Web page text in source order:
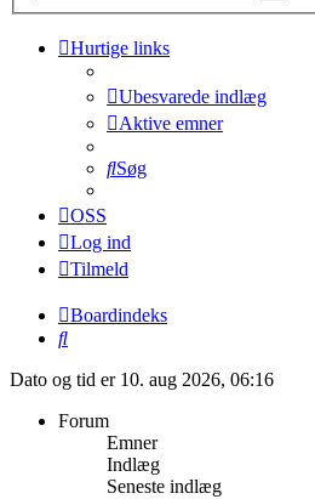
Hurtige links
Ubesvarede indlæg
Aktive emner
Søg
OSS
Log ind
Tilmeld
Boardindeks
Søg
Dato og tid er 10. aug 2026, 06:16
Forum
Emner
Indlæg
Seneste indlæg